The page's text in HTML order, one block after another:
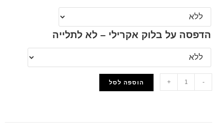
הדפסה על בלוק אקרילי – לא לתלייה
-
+ הוספה לסל